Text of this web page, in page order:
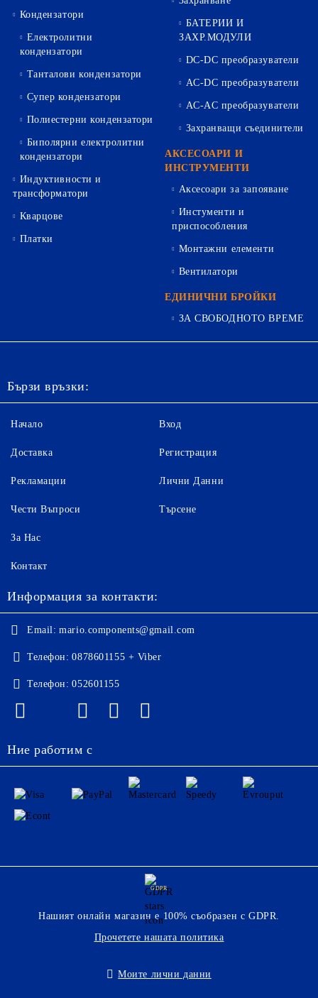
Кондензатори
Електролитни
кондензатори
Танталови кондензатори
Супер кондензатори
Полиестерни кондензатори
Биполярни електролитни
кондензатори
Индуктивности и
трансформатори
Кварцове
Платки
БАТЕРИИ И
ЗАХР.МОДУЛИ
DC-DC преобразуватели
AC-DC преобразуватели
AC-AC преобразуватели
Захранващи съединители
АКСЕСОАРИ И
ИНСТРУМЕНТИ
Аксесоари за запояване
Инстументи и
приспособления
Монтажни елементи
Вентилатори
ЕДИНИЧНИ БРОЙКИ
ЗА СВОБОДНОТО ВРЕМЕ
Бързи връзки:
Начало
Доставка
Рекламации
Чести Въпроси
Вход
Регистрация
Лични Данни
Търсене
За Нас
Контакт
Информация за контакти:
Email: mario.components@gmail.com
Телефон: 0878601155 + Viber
Телефон: 052601155
Ние работим с
GDPR
Нашият онлайн магазин е 100% съобразен с GDPR.
Прочетете нашата политика
Моите лични данни